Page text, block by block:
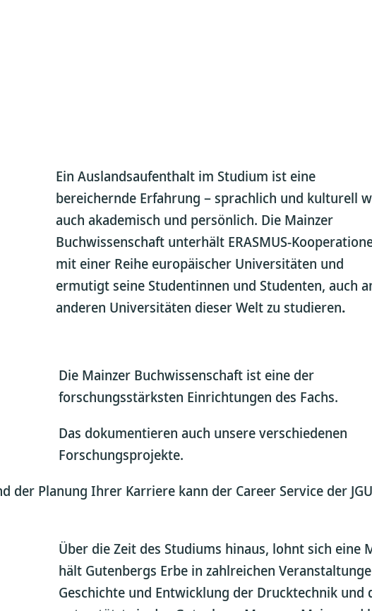
Ein Auslandsaufenthalt im Studium ist eine
bereichernde Erfahrung – sprachlich und kulturell
auch akademisch und persönlich. Die Mainzer
Buchwissenschaft unterhält ERASMUS-
mit einer Reihe europäischer Universitäten und
ermutigt seine Studentinnen und Studenten, auch
anderen Universitäten dieser Welt zu studieren.
Die Mainzer Buchwissenschaft ist eine der
forschungsstärksten Einrichtungen des Fachs.
Das dokumentieren auch unsere verschiedenen
Forschungsprojekte.
der Planung Ihrer Karriere kann der Career Service der
Über die Zeit des Studiums hinaus, lohnt sich eine
hält Gutenbergs Erbe in zahlreichen
Geschichte und Entwicklung der Drucktechnik